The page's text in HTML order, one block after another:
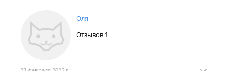
Оля
Отзывов 1